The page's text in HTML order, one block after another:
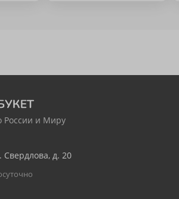
России и Миру
Свердлова, д. 20